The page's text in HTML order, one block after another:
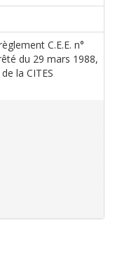
C.E.E. n°
du 29 mars 1988,
la CITES